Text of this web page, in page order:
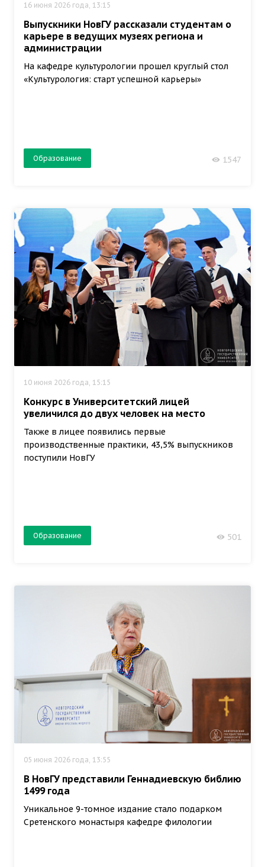
16 июня 2026 года, 13:15
Выпускники НовГУ рассказали студентам о
карьере в ведущих музеях региона и
администрации
На кафедре культурологии прошел круглый стол
«Культурология: старт успешной карьеры»
Образование 1547
10 июня 2026 года, 15:15
Конкурс в Университетский лицей
увеличился до двух человек на место
Также в лицее появились первые
производственные практики, 43,5% выпускников
поступили НовГУ
Образование 501
05 июня 2026 года, 13:55
В НовГУ представили Геннадиевскую библию
1499 года
Уникальное 9-томное издание стало подарком
Сретенского монастыря кафедре филологии